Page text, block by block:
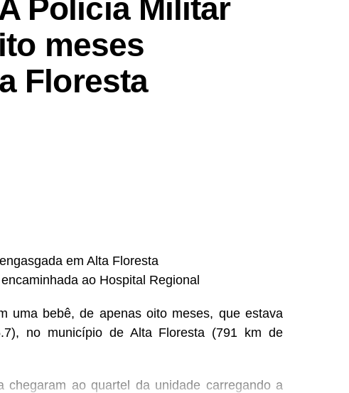
Polícia Militar
meses
Floresta
em Alta Floresta
ao Hospital Regional
uma bebê, de apenas oito meses, que estava
no município de Alta Floresta (791 km de
ao quartel da unidade carregando a